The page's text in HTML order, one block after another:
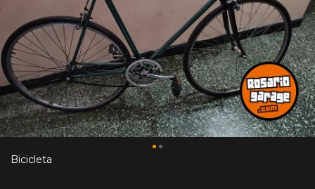
Bicicleta